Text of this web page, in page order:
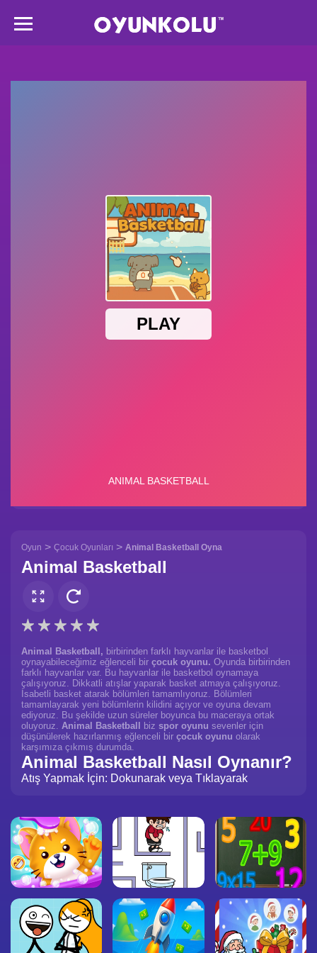
Oyun > Çocuk Oyunları > Animal Basketball Oyna
Animal Basketball
Animal Basketball, birbirinden farklı hayvanlar ile basketbol
oynayabileceğimiz eğlenceli bir çocuk oyunu. Oyunda birbirinden
farklı hayvanlar var. Bu hayvanlar ile basketbol oynamaya
çalışıyoruz. Dikkatli atışlar yaparak basket atmaya çalışıyoruz.
İsabetli basket atarak bölümleri tamamlıyoruz. Bölümleri
tamamlayarak yeni bölümlerin kilidini açıyor ve oyuna devam
ediyoruz. Bu şekilde uzun süreler boyunca bu maceraya ortak
oluyoruz. Animal Basketball biz spor oyunu sevenler için
düşünülerek hazırlanmış eğlenceli bir çocuk oyunu olarak
karşımıza çıkmış durumda.
Animal Basketball Nasıl Oynanır?
Atış Yapmak İçin: Dokunarak veya Tıklayarak